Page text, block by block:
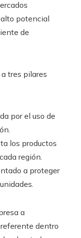
potencial
de
tres pilares
por el uso de
los productos
región.
a proteger
a
dentro